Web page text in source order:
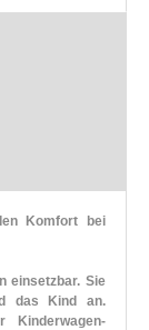
Komfort bei
einsetzbar. Sie
das Kind an.
Kinderwagen-